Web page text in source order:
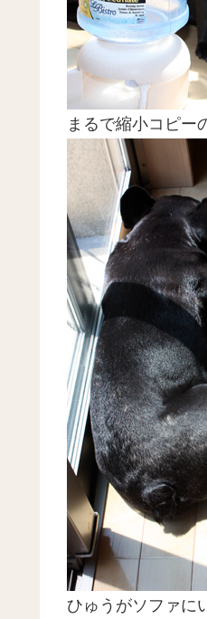
まるで縮小コピー
ひゅうがソファに